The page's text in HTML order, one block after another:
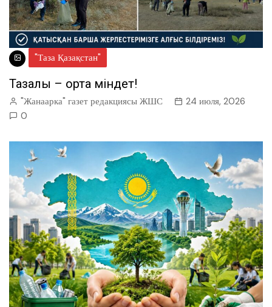
"Таза Қазақстан"
Тазалық – ортақ міндет!
"Жанаарка" газет редакциясы ЖШС
24 июля, 2026
0